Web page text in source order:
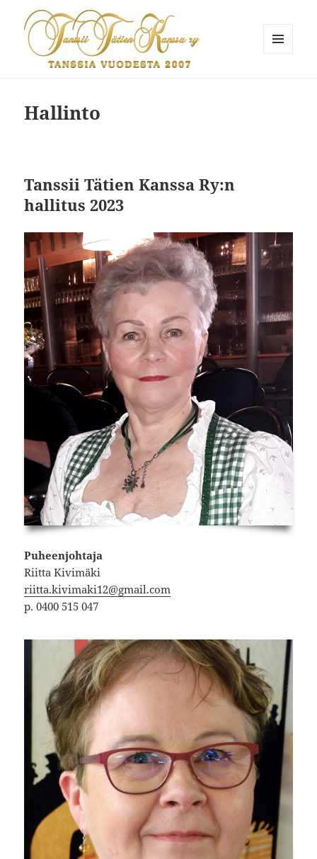
Hallinto
Tanssii Tätien Kanssa Ry:n
hallitus 2023
Puheenjohtaja
Riitta Kivimäki
riitta.kivimaki12@gmail.com
p. 0400 515 047